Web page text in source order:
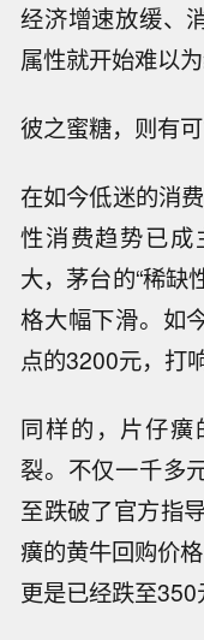
经济增速放缓、
属性就开始难以为
彼之蜜糖，则有
在如今低迷的消
性消费趋势已成
大，茅台的“稀缺
格大幅下滑。如
点的3200元，打
同样的，片仔癀
裂。不仅一千多
至跌破了官方指
癀的黄牛回购价
更是已经跌至350